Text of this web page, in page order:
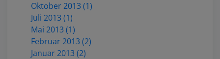
Oktober 2013 (1)
Juli 2013 (1)
Mai 2013 (1)
Februar 2013 (2)
Januar 2013 (2)